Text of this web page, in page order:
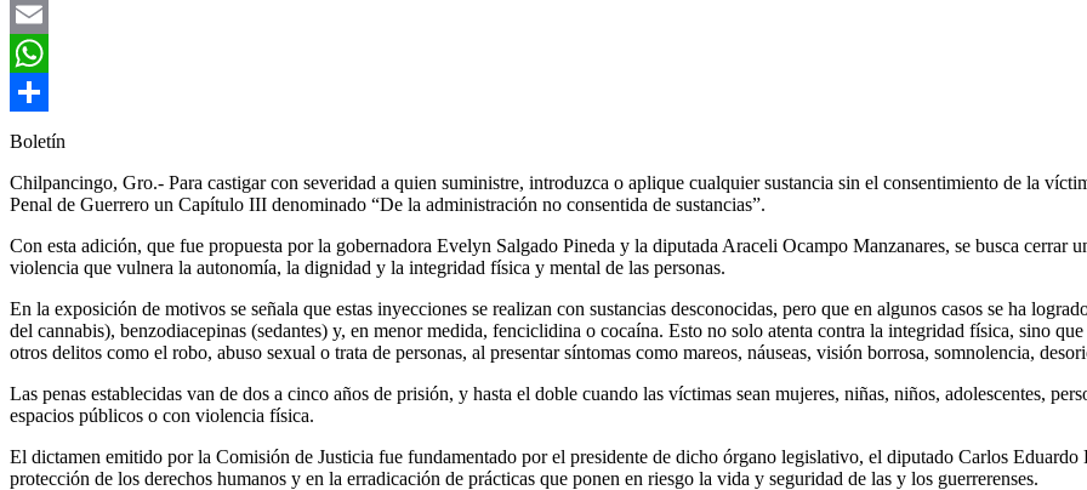
Twitter
Email
WhatsApp
Compartir
Boletín
Chilpancingo, Gro.- Para castigar con severidad a quien suministre, introduzca o aplique cualquier sustancia sin el consentimiento de la
Penal de Guerrero un Capítulo III denominado “De la administración no consentida de sustancias”.
Con esta adición, que fue propuesta por la gobernadora Evelyn Salgado Pineda y la diputada Araceli Ocampo Manzanares, se busca cerrar
violencia que vulnera la autonomía, la dignidad y la integridad física y mental de las personas.
En la exposición de motivos se señala que estas inyecciones se realizan con sustancias desconocidas, pero que en algunos casos se ha
del cannabis), benzodiacepinas (sedantes) y, en menor medida, fenciclidina o cocaína. Esto no solo atenta contra la integridad física, sino
otros delitos como el robo, abuso sexual o trata de personas, al presentar síntomas como mareos, náuseas, visión borrosa, somnolencia,
Las penas establecidas van de dos a cinco años de prisión, y hasta el doble cuando las víctimas sean mujeres, niñas, niños, adolescentes,
espacios públicos o con violencia física.
El dictamen emitido por la Comisión de Justicia fue fundamentado por el presidente de dicho órgano legislativo, el diputado Carlos
protección de los derechos humanos y en la erradicación de prácticas que ponen en riesgo la vida y seguridad de las y los guerrerenses.